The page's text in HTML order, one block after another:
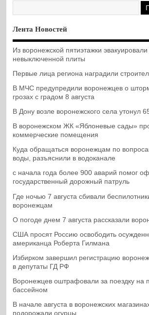
Лента Новостей
Из воронежской пятиэтажки
невыключенной плиты
Первые лица региона наградили
В МЧС предупредили воронежцев о
грозах с градом 8 августа
В Дону возле воронежского села утонул
В воронежском ЖК «Яблоневые сады»
коммерческие помещения
Куда обращаться воронежцам по
воды, разъяснили в водоканале
с начала года более 900 аварий помог
государственный дорожный патруль
Где ночью 7 августа сбивали
воронежцам
О погоде днем 7 августа рассказали
США просят Россию освободить
американца Роберта Гилмана
Избирком завершил регистрацию
в депутаты ГД РФ
Воронежцев оштрафовали за поездку на
бассейном
В начале августа в воронежских
подорожали огурцы